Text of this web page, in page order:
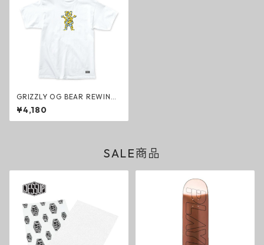
GRIZZLY OG BEAR REWIND
SS TEE Tシャツ ホワイト ファ
ッション グリズリー
¥4,180
SALE商品